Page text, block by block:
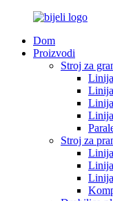
Dom
Proizvodi
Stroj za
Stroj za